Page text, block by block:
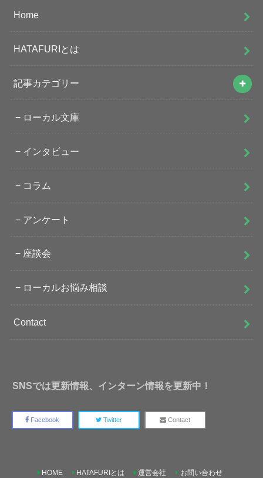
Home
HATAFURIとは
記事カテゴリー
ローカル文庫
インタビュー
コラム
アンケート
座談会
ローカルお悩み相談
Contact
SNSでは更新情報、インターン情報を更新中！
Facebook Twitter Contact
HOME HATAFURIとは 運営会社 お問い合わせ